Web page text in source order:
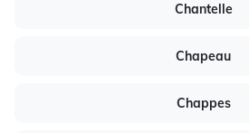
Chantelle
Chapeau
Chappes